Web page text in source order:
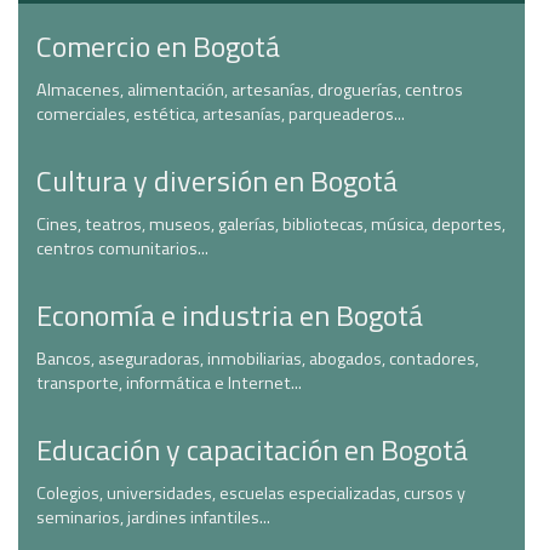
Comercio en Bogotá
Almacenes, alimentación, artesanías, droguerías, centros
comerciales, estética, artesanías, parqueaderos...
Cultura y diversión en Bogotá
Cines, teatros, museos, galerías, bibliotecas, música, deportes,
centros comunitarios...
Economía e industria en Bogotá
Bancos, aseguradoras, inmobiliarias, abogados, contadores,
transporte, informática e Internet...
Educación y capacitación en Bogotá
Colegios, universidades, escuelas especializadas, cursos y
seminarios, jardines infantiles...